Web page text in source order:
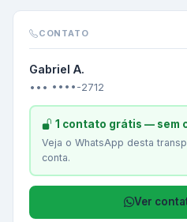
CONTATO
Gabriel A.
••• ••••-2712
1 contato grátis — sem
Veja o WhatsApp desta
conta.
Ver